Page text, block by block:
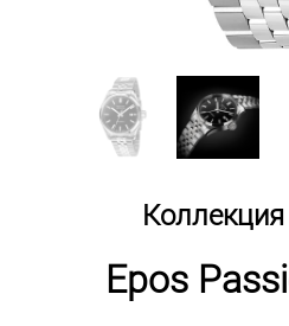
Epos